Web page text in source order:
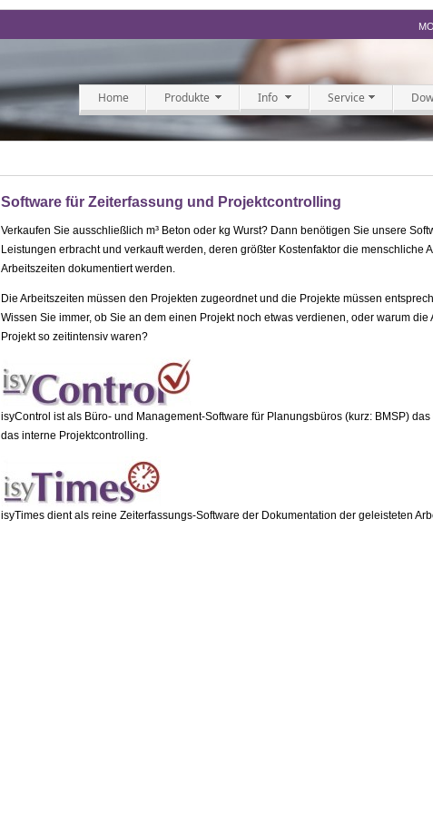
Home Produkte Info Service
Software für Zeiterfassung und Projektcontrolling
Verkaufen Sie ausschließlich m³ Beton oder kg Wurst? Dann benötigen Sie unsere
Leistungen erbracht und verkauft werden, deren größter Kostenfaktor die menschliche
Arbeitszeiten dokumentiert werden.
Die Arbeitszeiten müssen den Projekten zugeordnet und die Projekte müssen
Wissen Sie immer, ob Sie an dem einen Projekt noch etwas verdienen, oder warum die
Projekt so zeitintensiv waren?
isyControl ist als Büro- und Management-Software für Planungsbüros (kurz: BMSP)
das interne Projektcontrolling.
isyTimes dient als reine Zeiterfassungs-Software der Dokumentation der geleisteten